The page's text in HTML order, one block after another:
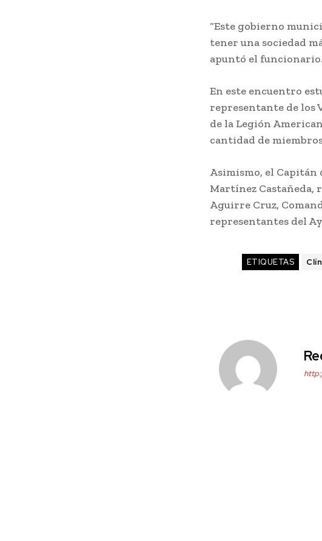
“Este gobierno
tener una sociedad
apuntó el funcionario.
En este encuentro
representante de los
de la Legión
cantidad de
Asimismo, el Capitán
Martínez Castañeda,
Aguirre Cruz,
representantes del
ETIQUETAS